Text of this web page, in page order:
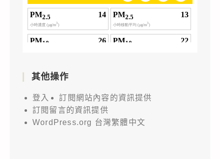
其他操作
登入
訂閱網站內容的資訊提供
訂閱留言的資訊提供
WordPress.org 台灣繁體中文